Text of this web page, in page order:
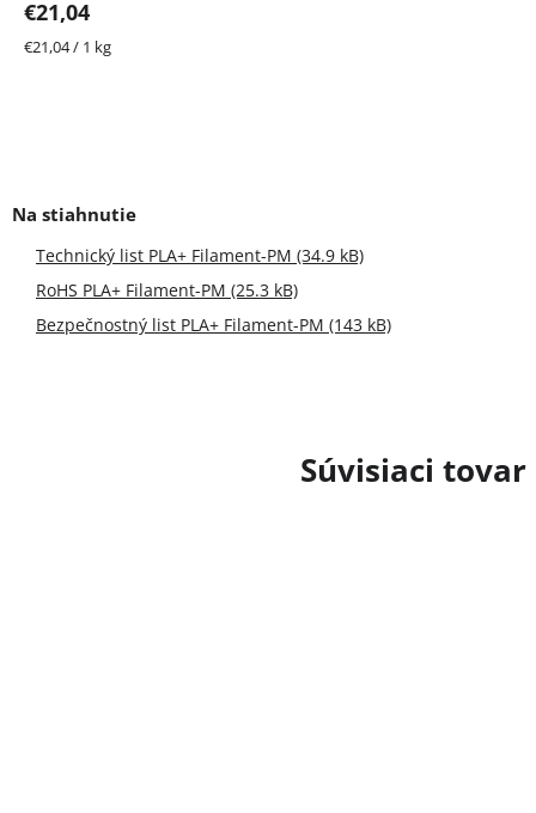
Súvisiaci tovar
€21,04
Jednotková
€21,04 / 1 kg
Technický list PLA+ Filament-PM (34.9 kB)
RoHS PLA+ Filament-PM (25.3 kB)
Bezpečnostný list PLA+ Filament-PM (143 kB)